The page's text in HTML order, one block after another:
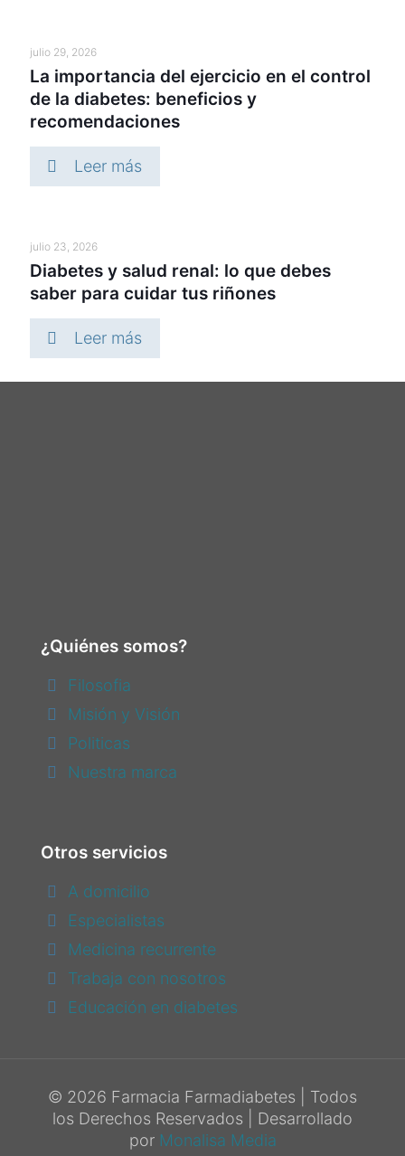
julio 29, 2026
La importancia del ejercicio en el control
de la diabetes: beneficios y
recomendaciones
Leer más
julio 23, 2026
Diabetes y salud renal: lo que debes
saber para cuidar tus riñones
Leer más
¿Quiénes somos?
Filosofia
Misión y Visión
Politicas
Nuestra marca
Otros servicios
A domicilio
Especialistas
Medicina recurrente
Trabaja con nosotros
Educación en diabetes
© 2026 Farmacia Farmadiabetes | Todos
los Derechos Reservados | Desarrollado
por Monalisa Media